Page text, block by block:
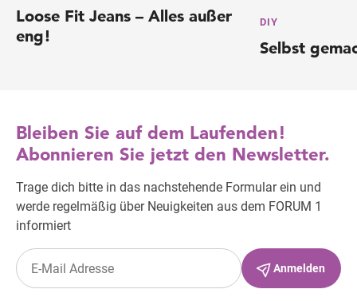
Loose Fit Jeans – Alles außer
eng!
DIY
Selbst